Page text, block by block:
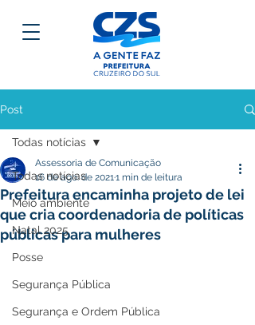
Post
Todas notícias
Meio ambiente
Natal 2025
Posse
Segurança Pública
Segurança e Ordem Pública
Todas notícias
Prefeitura encaminha projeto de lei
que cria coordenadoria de políticas
públicas para mulheres
Assessoria de Comunicação
16 de ago. de 20211 min de leitura